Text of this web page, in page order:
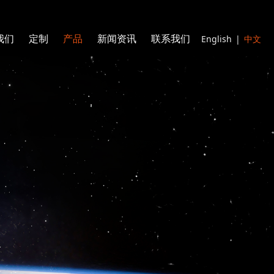
English | 中文
们 定制 产品 新闻资讯 联系我们